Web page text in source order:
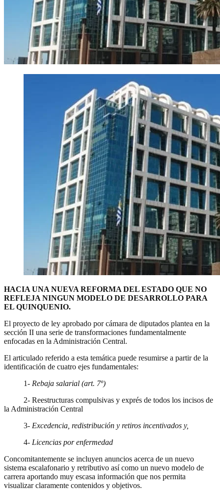
HACIA UNA NUEVA REFORMA DEL ESTADO QUE NO
REFLEJA NINGUN MODELO DE DESARROLLO PARA
EL QUINQUENIO.
El proyecto de ley aprobado por cámara de diputados plantea en la
sección II una serie de transformaciones fundamentalmente
enfocadas en la Administración Central.
El articulado referido a esta temática puede resumirse a partir de la
identificación de cuatro ejes fundamentales:
1- Rebaja salarial (art. 7º)
2- Reestructuras compulsivas y exprés de todos los incisos de
la Administración Central
3- Excedencia, redistribución y retiros incentivados y,
4- Licencias por enfermedad
Concomitantemente se incluyen anuncios acerca de un nuevo
sistema escalafonario y retributivo así como un nuevo modelo de
carrera aportando muy escasa información que nos permita
visualizar claramente contenidos y objetivos.